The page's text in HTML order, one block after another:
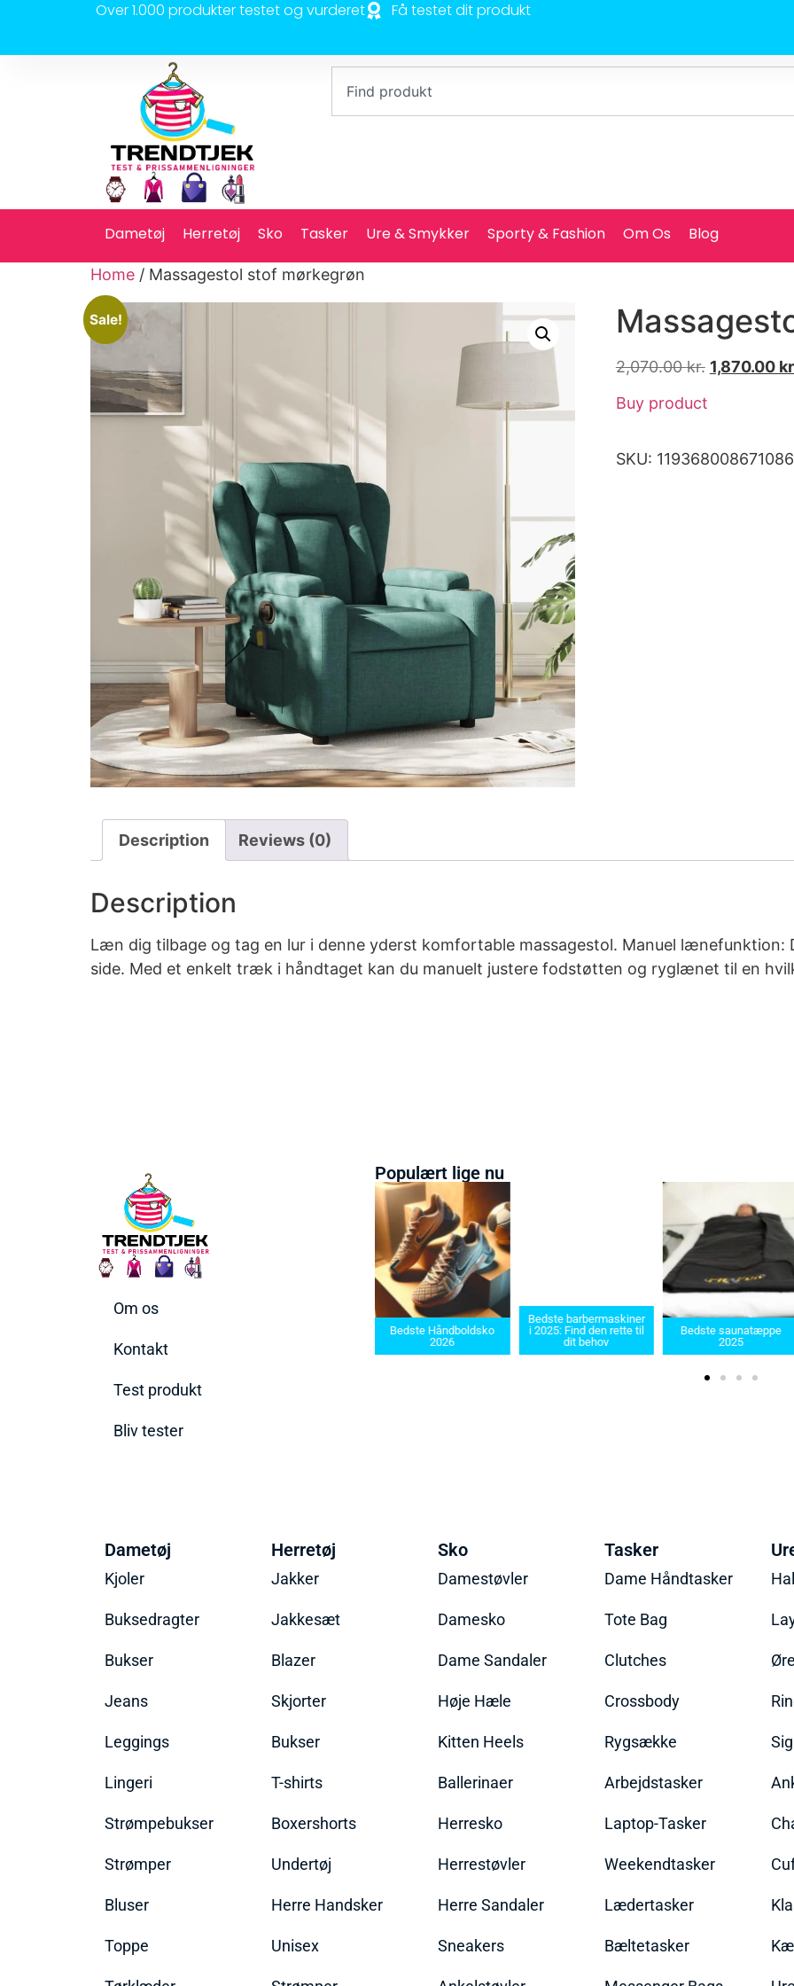
Over 1.000 produkter testet og vurderet Få testet dit produkt
Dametøj Herretøj Sko Tasker Ure & Smykker Sporty & Fashion Om Os Blog
Home / Massagestol stof mørkegrøn
Sale!
2,070.00kr. 1,870.00
Buy product
SKU:
Description Reviews (0)
Description
Læn dig tilbage og tag en lur i denne yderst komfortable massagestol. Manuel
side. Med et enkelt træk i håndtaget kan du manuelt justere fodstøtten og ryglænet til en
Om os
Kontakt
Test produkt
Bliv tester
Populært lige nu
2025
Bedste Håndboldsko
Bedste barbermaskiner
i 2025: Find den rette til
dit behov
Bedste saunatæppe
Dametøj
Kjoler
Buksedragter
Bukser
Jeans
Leggings
Lingeri
Strømpebukser
Strømper
Bluser
Toppe
Herretøj
Jakker
Jakkesæt
Blazer
Skjorter
Bukser
T-shirts
Boxershorts
Undertøj
Herre Handsker
Unisex
Sko
Damestøvler
Damesko
Dame Sandaler
Høje Hæle
Kitten Heels
Ballerinaer
Herresko
Herrestøvler
Herre Sandaler
Sneakers
Tasker
Dame Håndtasker
Tote Bag
Clutches
Crossbody
Rygsække
Arbejdstasker
Laptop-Tasker
Weekendtasker
Lædertasker
Bæltetasker